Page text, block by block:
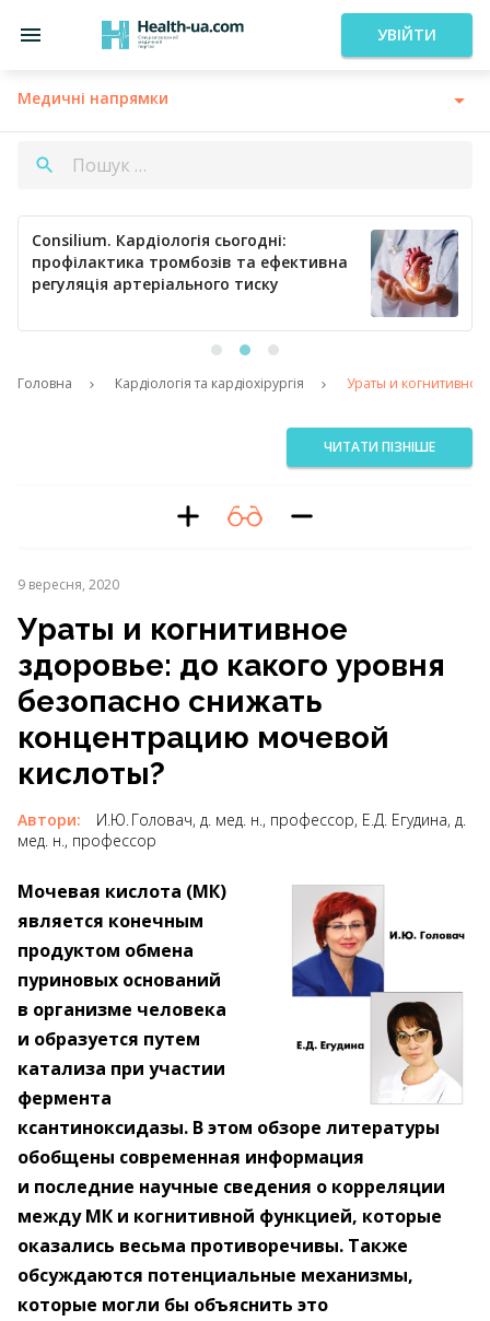
УВІЙТИ
Медичні напрямки
Consilium. Кардіологія сьогодні:
профілактика тромбозів та ефективна
регуляція артеріального тиску
Головна Кардіологія та кардіохірургія Ураты и
ЧИТАТИ ПІЗНІШЕ
9 вересня, 2020
Ураты и когнитивное
здоровье: до какого уровня
безопасно снижать
концентрацию мочевой
кислоты?
Автори:
И.Ю. Головач, д. мед. н., профессор, Е.Д. Егудина, д.
мед. н., профессор
Мочевая кислота (МК)
является конечным
продуктом обмена
пуриновых оснований
в организме человека
и образуется путем
катализа при участии
фермента
ксантиноксидазы. В этом обзоре литературы
обобщены современная информация
и последние научные сведения о корреляции
между МК и когнитивной функцией, которые
оказались весьма противоречивы. Также
обсуждаются потенциальные механизмы,
которые могли бы объяснить это